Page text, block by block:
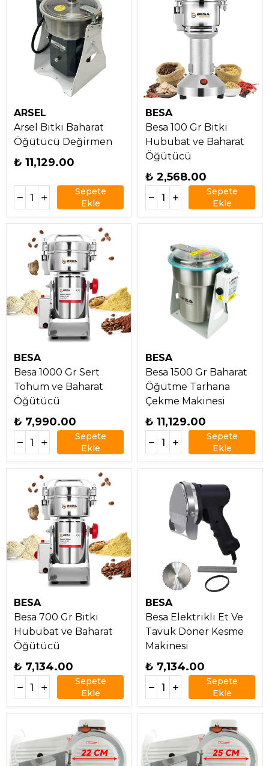
ARSEL
Arsel Bitki Baharat
Öğütücü Değirmen
₺ 11,129.00
Sepete
Ekle
BESA
Besa 100 Gr Bitki
Hububat ve Baharat
Öğütücü
₺ 2,568.00
Sepete
Ekle
BESA
Besa 1000 Gr Sert
Tohum ve Baharat
Öğütücü
₺ 7,990.00
Sepete
Ekle
BESA
Besa 1500 Gr Baharat
Öğütme Tarhana
Çekme Makinesi
₺ 11,129.00
Sepete
Ekle
BESA
Besa 700 Gr Bitki
Hububat ve Baharat
Öğütücü
₺ 7,134.00
Sepete
Ekle
BESA
Besa Elektrikli Et Ve
Tavuk Döner Kesme
Makinesi
₺ 7,134.00
Sepete
Ekle